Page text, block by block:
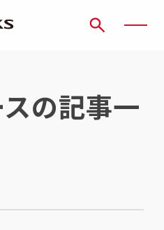
の記事一